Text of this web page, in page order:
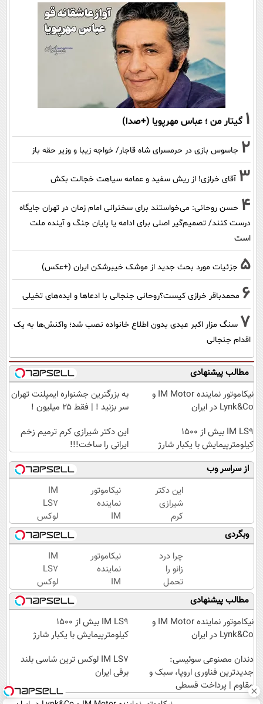
1 گیتار من ؛ عباس مهرپویا (+صدا)
2 جاسوس بازی در حرمسرای شاه قاجار/ خواجه زیبا و وزیر حقه باز
3 آقای خرازی! از ریش سفید و عمامه سیاهت خجالت بکش
4 حسن روحانی: می‌خواستند برای سخنرانی امام زمان در تهران جایگاه
درست کنند/ تصمیم‌گیر اصلی برای ادامه یا پایان جنگ و آینده ملت
است
5 جزئیات مورد بحث جدید از موشک خیبرشکن ایران (+عکس)
6 محمدباقر خرازی کیست؟روحانی جنجالی با ادعاها و ایده‌های تخیلی
7 سنگ مزار اکبر عبدی بدون اطلاع خانواده نصب شد؛ واکنش‌ها به یک
اقدام جنجالی
مطالب پیشنهادی
نیکاموتور نماینده IM Motor و
Lynk&Co در ایران
به بزرگترین جشنواره ایمپلنت تهران
سر بزنید ! | فقط ۲۵ میلیون !
IM LS9 بیش از 1500
کیلومترپیمایش با یکبار شارژ
این دکتر شیرازی کرم ترمیم زخم
ایرانی را ساخت!!!
از سراسر وب
این دکتر
شیرازی
کرم
ترمیم
زخم
ایرانی را
ساخت!!!
نیکاموتور
نماینده
IM
Motor و
Lynk&Co
در ایران
IM
LS7
لوکس
ترین
شاسی
بلند
برقی
ایران
وبگردی
چرا درد
زانو را
تحمل
می‌کنی؟
خیلی
ساده
کن
نیکاموتور
نماینده
IM
Motor و
Lynk&Co
در ایران
IM
LS7
لوکس
ترین
شاسی
بلند
برقی
مطالب پیشنهادی
نیکاموتور نماینده IM Motor و
Lynk&Co در ایران
IM LS9 بیش از 1500
کیلومترپیمایش با یکبار شارژ
دندان مصنوعی سوئیسی:
جدیدترین فناوری اروپا، سبک و
مقاوم | پرداخت قسطی
IM LS7 لوکس ترین شاسی بلند
برقی ایران